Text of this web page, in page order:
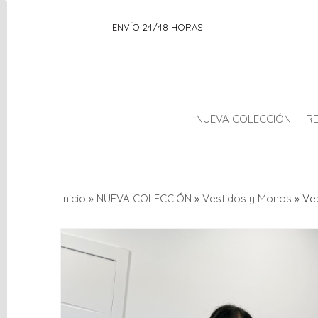
ENVÍO 24/48 HORAS
NUEVA COLECCIÓN
COLECCIÓN
AMBIENTADOR
Complementos
Inicio » NUEVA COLECCIÓN »Vestidos y Monos »